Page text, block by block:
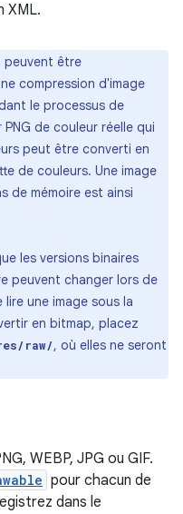
XML.
peuvent être
compression d'image
le processus de
de couleur réelle qui
peut être converti en
de couleurs. Une image
de mémoire est ainsi
les versions binaires
peuvent changer lors de
une image sous la
en bitmap, placez
raw/, où elles ne seront
WEBP, JPG ou GIF.
pour chacun de
dans le